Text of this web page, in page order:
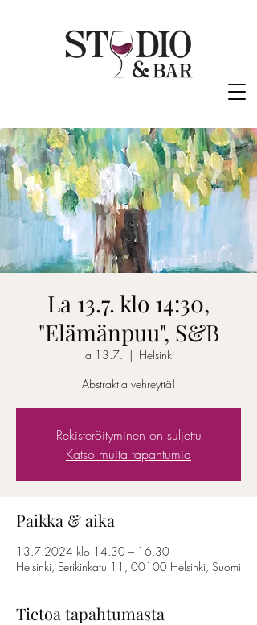
La 13.7. klo 14:30,
"Elämänpuu", S&B
la 13.7.
  |
Helsinki
Abstraktia vehreyttä!
Rekisteröityminen on suljettu
Katso muita tapahtumia
Paikka & aika
13.7.2024 klo 14.30 – 16.30
Helsinki, Eerikinkatu 11, 00100 Helsinki, Suomi
Tietoa tapahtumasta